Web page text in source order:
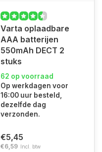
Varta oplaadbare
AAA batterijen
550mAh DECT 2
stuks
62 op voorraad
Op werkdagen voor
16:00 uur besteld,
dezelfde dag
verzonden.
€5,45
€6,59 Incl. btw